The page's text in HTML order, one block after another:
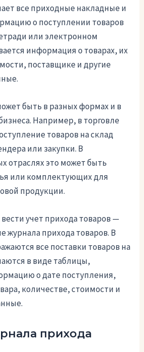
все приходные накладные и
о поступлении товаров
или электронном
информация о товарах, их
поставщике и другие
быть в разных формах и в
Например, в торговле
товаров на склад
или закупки. В
отраслях это может быть
или комплектующих для
продукции.
учет прихода товаров —
журнала прихода товаров. В
все поставки товаров на
в виде таблицы,
о дате поступления,
количестве, стоимости и
прихода